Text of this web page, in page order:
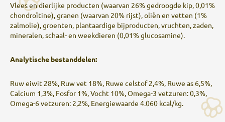
Vlees en dierlijke producten (waarvan 26% gedroogde kip, 0,01%
chondroïtine), granen (waarvan 20% rijst), oliën en vetten (1%
zalmolie), groenten, plantaardige bijproducten, vruchten, zaden,
mineralen, schaal- en weekdieren (0,01% glucosamine).
Analytische bestanddelen:
Ruw eiwit 28%, Ruw vet 18%, Ruwe celstof 2,4%, Ruwe as 6,5%,
Calcium 1,3%, Fosfor 1%, Vocht 10%, Omega-3 vetzuren: 0,3%,
Omega-6 vetzuren: 2,2%, Energiewaarde 4.060 kcal/kg.